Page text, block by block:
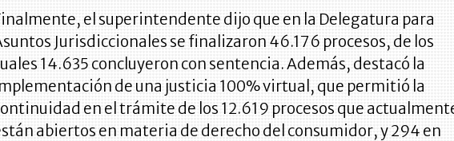
el superintendente dijo que en la Delegatura para
Jurisdiccionales se finalizaron 46.176 procesos, de los
14.635 concluyeron con sentencia. Además, destacó la
de una justicia 100% virtual, que permitió la
en el trámite de los 12.619 procesos que
abiertos en materia de derecho del consumidor,y 294 en